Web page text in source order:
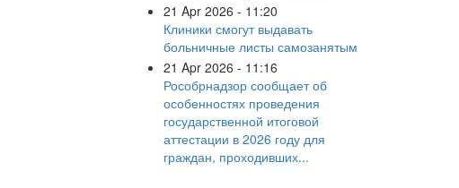
21 Apr 2026 - 11:20
Клиники смогут выдавать
больничные листы самозанятым
21 Apr 2026 - 11:16
Рособрнадзор сообщает об
особенностях проведения
государственной итоговой
аттестации в 2026 году для
граждан, проходивших...